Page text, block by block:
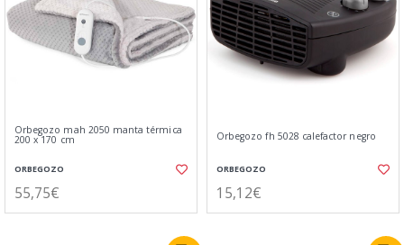
Orbegozo mah 2050 manta térmica
200 x 170 cm
ORBEGOZO
55,75€
Orbegozo fh 5028 calefactor negro
ORBEGOZO
15,12€